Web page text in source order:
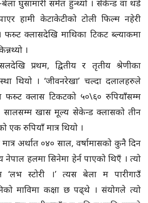
घुसामारी समेत हुन्थ्यो । सेकेन्ड वा थर्ड
हामी केटाकेटीको टोली फिल्म नहेरी
फस्र्ट क्लासदेखि माथिका टिकट ब्ल्याकमा
।
प्रथम, द्वितीय र तृतीय श्रेणीका
थियो । ‘जीवनरेखा’ चल्दा दलालहरुले
क्लास टिकटको ५०\६० रुपियाँसम्म
खास मूल्य सेकेन्ड क्लासको तीन
एक रुपियाँ मात्र थियो ।
अर्थात ०४० साल, वर्षामासको कुनै दिन
हलमा सिनेमा हेर्न पाएको थिएँ । त्यो
‘लभ स्टोरी ।’ त्यस बेला म पारीगाउँ
माविमा कक्षा छ पढ्थे । संयोगले त्यो